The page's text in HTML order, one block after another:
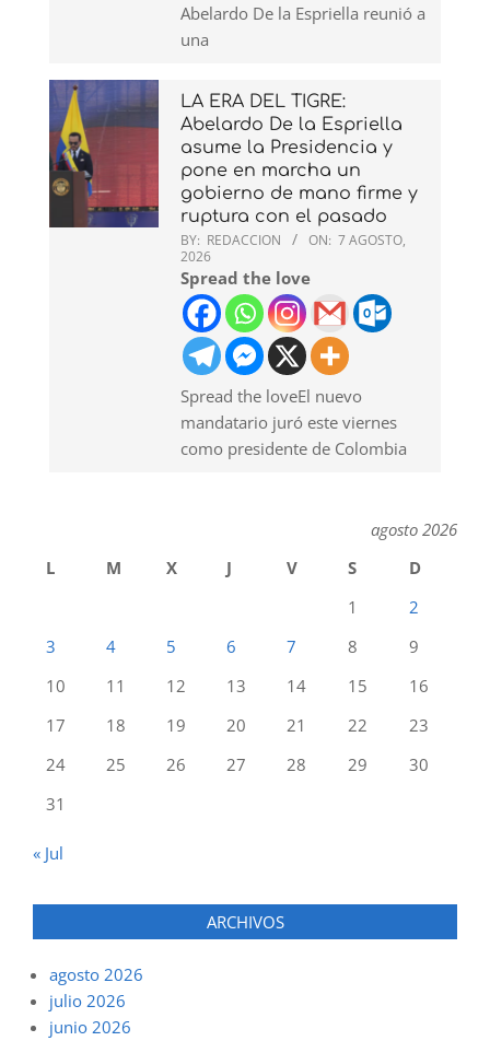
Abelardo De la Espriella reunió a
una
LA ERA DEL TIGRE:
Abelardo De la Espriella
asume la Presidencia y
pone en marcha un
gobierno de mano firme y
ruptura con el pasado
BY: REDACCION ON: 7 AGOSTO,
2026
Spread the love
Spread the loveEl nuevo
mandatario juró este viernes
como presidente de Colombia
agosto 2026
L
M X J V S
D
1
2
3
4 5 6 7 8
9
10
11 12 13 14 15
16
17
18 19 20 21 22
23
24
25 26 27 28 29
30
31
« Jul
ARCHIVOS
agosto 2026
julio 2026
junio 2026